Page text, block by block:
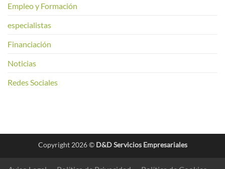
Empleo y Formación
especialistas
Financiación
Noticias
Redes Sociales
Copyright 2026 © D&D Servicios Empresariales